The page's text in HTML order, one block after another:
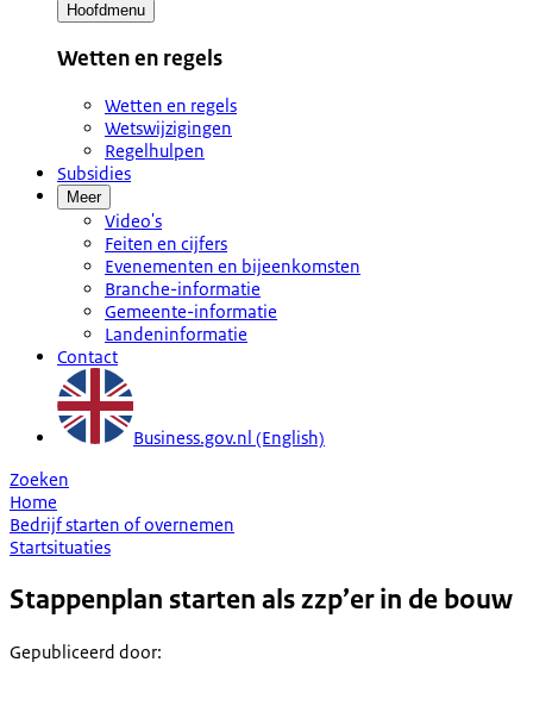
Hoofdmenu
Wetten en regels
Wetten en regels
Wetswijzigingen
Regelhulpen
Subsidies
Meer
Video's
Feiten en cijfers
Evenementen en bijeenkomsten
Branche-informatie
Gemeente-informatie
Landeninformatie
Contact
Business.gov.nl (English)
Zoeken
Home
Bedrijf starten of overnemen
Startsituaties
Stappenplan starten als zzp’er in de bouw
Gepubliceerd door: